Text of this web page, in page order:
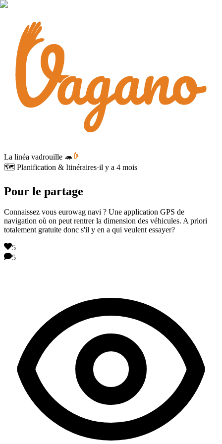
La linéa vadrouille 🦔
🗺️ Planification & Itinéraires·il y a 4 mois
Pour le partage
Connaissez vous eurowag navi ? Une application GPS de
navigation où on peut rentrer la dimension des véhicules. A priori
totalement gratuite donc s'il y en a qui veulent essayer?
5
5